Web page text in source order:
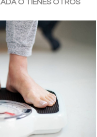
O TIENES OTROS